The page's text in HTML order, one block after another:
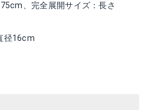
、完全展開サイズ：長さ
径16cm